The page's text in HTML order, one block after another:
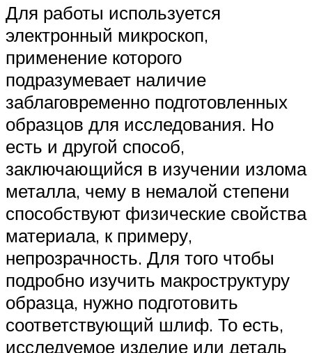
Для работы используется
электронный микроскоп,
применение которого
подразумевает наличие
заблаговременно подготовленных
образцов для исследования. Но
есть и другой способ,
заключающийся в изучении излома
металла, чему в немалой степени
способствуют физические свойства
материала, к примеру,
непрозрачность. Для того чтобы
подробно изучить макроструктуру
образца, нужно подготовить
соответствующий шлиф. То есть,
исследуемое изделие или деталь